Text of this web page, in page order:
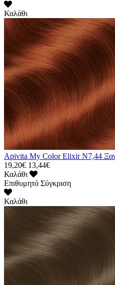
Καλάθι
Apivita My Color Elixir N7,44
19,20€ 13,44€
Καλάθι
Επιθυμητό Σύγκριση
Καλάθι